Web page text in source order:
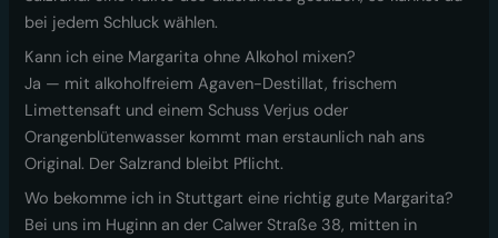
bei jedem Schluck wählen.
Kann ich eine Margarita ohne Alkohol mixen?
Ja — mit alkoholfreiem Agaven-Destillat, frischem
Limettensaft und einem Schuss Verjus oder
Orangenblütenwasser kommt man erstaunlich nah ans
Original. Der Salzrand bleibt Pflicht.
Wo bekomme ich in Stuttgart eine richtig gute Margarita?
Bei uns im Huginn an der Calwer Straße 38, mitten in